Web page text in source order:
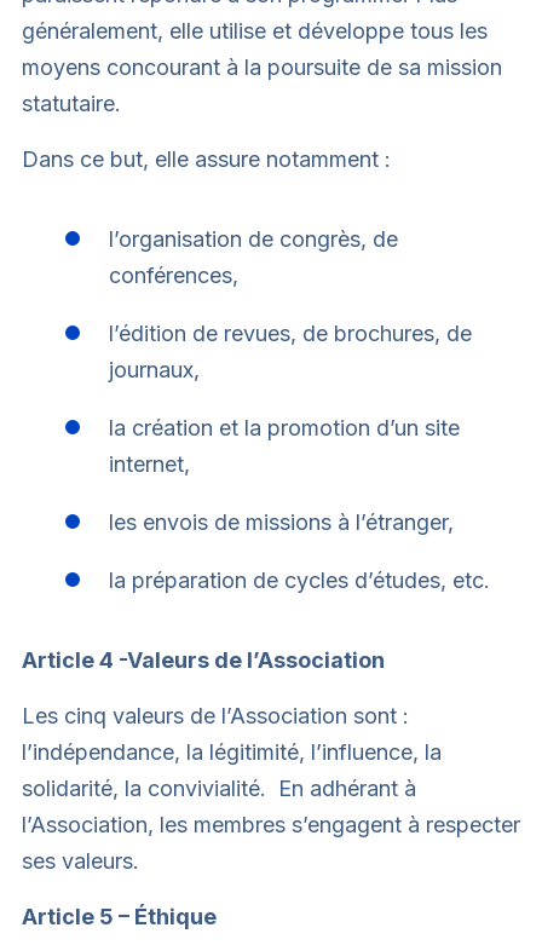
généralement, elle utilise et développe tous les
moyens concourant à la poursuite de sa mission
statutaire.
Dans ce but, elle assure notamment :
l’organisation de congrès, de
conférences,
l’édition de revues, de brochures, de
journaux,
la création et la promotion d’un site
internet,
les envois de missions à l’étranger,
la préparation de cycles d’études, etc.
Article 4 -Valeurs de l’Association
Les cinq valeurs de l’Association sont :
l’indépendance, la légitimité, l’influence, la
solidarité, la convivialité. En adhérant à
l’Association, les membres s’engagent à respecter
ses valeurs.
Article 5 – Éthique